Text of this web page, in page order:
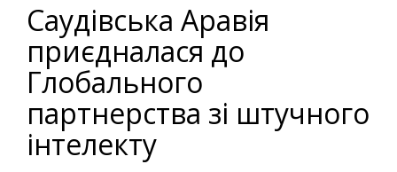
Саудівська Аравія
приєдналася до
Глобального
партнерства зі штучного
інтелекту